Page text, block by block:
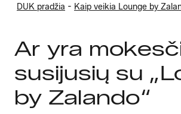
DUK pradžia - Kaip veikia Lounge by
Ar yra
susijusių su
by Zalando“